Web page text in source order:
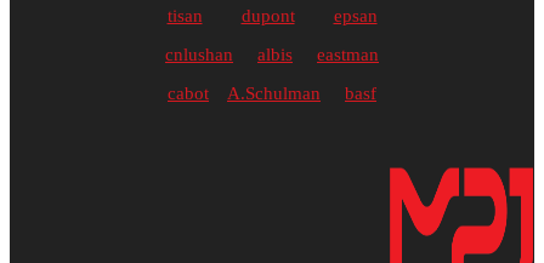
tisan
dupont
epsan
cnlushan
albis
eastman
cabot
A.Schulman basf